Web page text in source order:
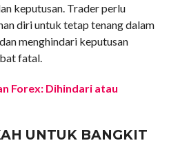
keputusan. Trader perlu
diri untuk tetap tenang dalam
menghindari keputusan
fatal.
Forex: Dihindari atau
UNTUK BANGKIT